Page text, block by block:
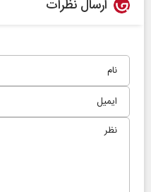
ارسال نظرات